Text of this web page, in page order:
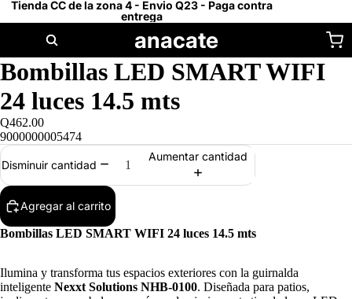
Tienda CC de la zona 4 - Envio Q23 - Paga contra
entrega
anacate
Bombillas LED SMART WIFI
24 luces 14.5 mts
Q462.00
9000000005474
Disminuir cantidad
Aumentar cantidad
Agregar al carrito
Bombillas LED SMART WIFI 24 luces 14.5 mts
Ilumina y transforma tus espacios exteriores con la guirnalda
inteligente Nexxt Solutions NHB-0100. Diseñada para patios,